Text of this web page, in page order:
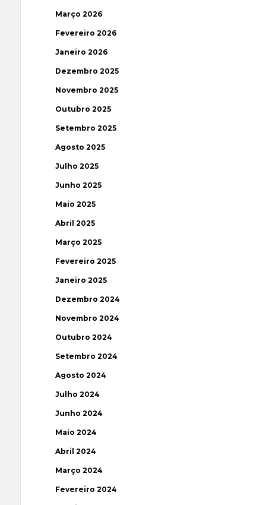
Março 2026
Fevereiro 2026
Janeiro 2026
Dezembro 2025
Novembro 2025
Outubro 2025
Setembro 2025
Agosto 2025
Julho 2025
Junho 2025
Maio 2025
Abril 2025
Março 2025
Fevereiro 2025
Janeiro 2025
Dezembro 2024
Novembro 2024
Outubro 2024
Setembro 2024
Agosto 2024
Julho 2024
Junho 2024
Maio 2024
Abril 2024
Março 2024
Fevereiro 2024